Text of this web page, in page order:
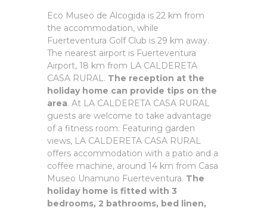
Eco Museo de Alcogida is 22 km from
the accommodation, while
Fuerteventura Golf Club is 29 km away.
The nearest airport is Fuerteventura
Airport, 18 km from LA CALDERETA
CASA RURAL. The reception at the
holiday home can provide tips on the
area. At LA CALDERETA CASA RURAL
guests are welcome to take advantage
of a fitness room. Featuring garden
views, LA CALDERETA CASA RURAL
offers accommodation with a patio and a
coffee machine, around 14 km from Casa
Museo Unamuno Fuerteventura. The
holiday home is fitted with 3
bedrooms, 2 bathrooms, bed linen,